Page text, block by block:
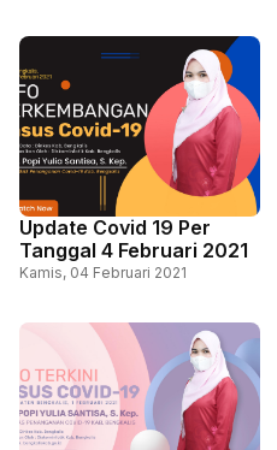
Update Covid 19 Per
Tanggal 4 Februari 2021
Kamis, 04 Februari 2021